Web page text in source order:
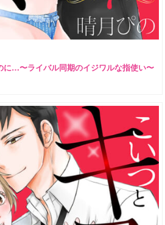
に…〜ライバル同期のイジワルな指使い〜